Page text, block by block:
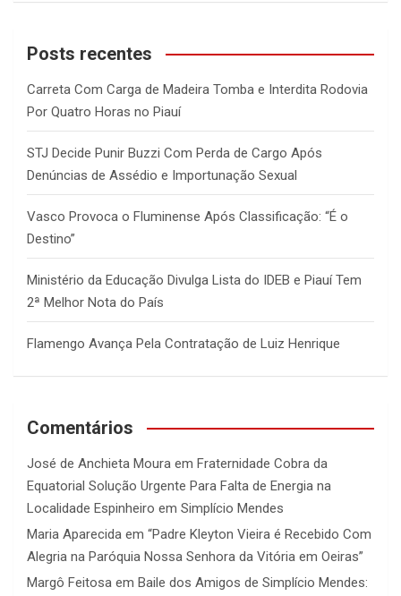
a
c
Posts recentes
Carreta Com Carga de Madeira Tomba e Interdita Rodovia
Por Quatro Horas no Piauí
STJ Decide Punir Buzzi Com Perda de Cargo Após
Denúncias de Assédio e Importunação Sexual
Vasco Provoca o Fluminense Após Classificação: “É o
Destino”
Ministério da Educação Divulga Lista do IDEB e Piauí Tem
2ª Melhor Nota do País
Flamengo Avança Pela Contratação de Luiz Henrique
Comentários
José de Anchieta Moura em Fraternidade Cobra da
Equatorial Solução Urgente Para Falta de Energia na
Localidade Espinheiro em Simplício Mendes
Maria Aparecida em “Padre Kleyton Vieira é Recebido Com
Alegria na Paróquia Nossa Senhora da Vitória em Oeiras”
Margô Feitosa em Baile dos Amigos de Simplício Mendes: